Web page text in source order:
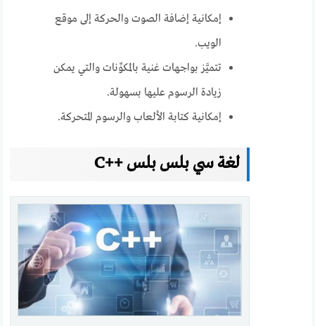
إمكانية إضافة الصوت والحركة إلى موقع
الويب.
تتميَّز بواجهات غنية بالمكوِّنات والتي يمكن
زيادة الرسوم عليها بسهولة.
إمكانية كتابة الألعاب والرسوم المتحركة.
لغة سي بلس بلس ++C